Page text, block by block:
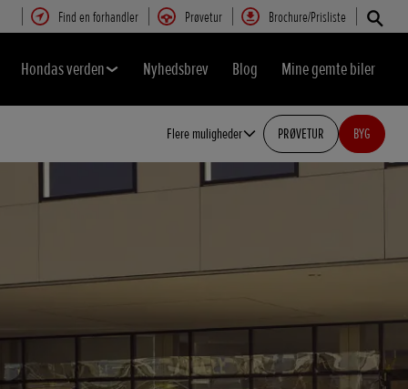
Find en forhandler Prøvetur Brochure/Prisliste
Hondas verden Nyhedsbrev Blog Mine gemte biler
Flere muligheder PRØVETUR BYG